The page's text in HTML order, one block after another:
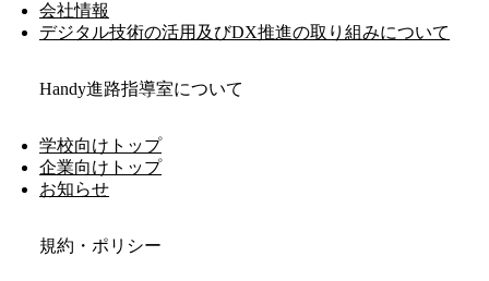
会社情報
デジタル技術の活用及びDX推進の取り組みについて
Handy進路指導室について
学校向けトップ
企業向けトップ
お知らせ
規約・ポリシー